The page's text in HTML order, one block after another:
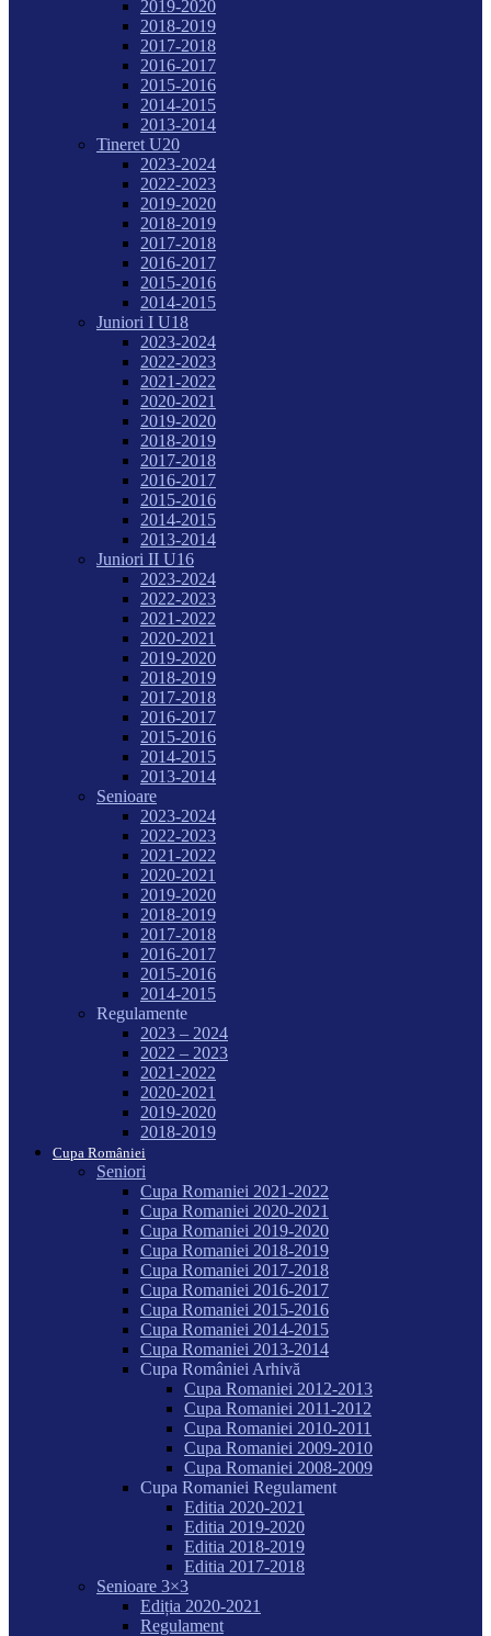
2019-2020
2018-2019
2017-2018
2016-2017
2015-2016
2014-2015
2013-2014
Tineret U20
2023-2024
2022-2023
2019-2020
2018-2019
2017-2018
2016-2017
2015-2016
2014-2015
Juniori I U18
2023-2024
2022-2023
2021-2022
2020-2021
2019-2020
2018-2019
2017-2018
2016-2017
2015-2016
2014-2015
2013-2014
Juniori II U16
2023-2024
2022-2023
2021-2022
2020-2021
2019-2020
2018-2019
2017-2018
2016-2017
2015-2016
2014-2015
2013-2014
Senioare
2023-2024
2022-2023
2021-2022
2020-2021
2019-2020
2018-2019
2017-2018
2016-2017
2015-2016
2014-2015
Regulamente
2023 – 2024
2022 – 2023
2021-2022
2020-2021
2019-2020
2018-2019
Cupa României
Seniori
Cupa Romaniei 2021-2022
Cupa Romaniei 2020-2021
Cupa Romaniei 2019-2020
Cupa Romaniei 2018-2019
Cupa Romaniei 2017-2018
Cupa Romaniei 2016-2017
Cupa Romaniei 2015-2016
Cupa Romaniei 2014-2015
Cupa Romaniei 2013-2014
Cupa României Arhivă
Cupa Romaniei 2012-2013
Cupa Romaniei 2011-2012
Cupa Romaniei 2010-2011
Cupa Romaniei 2009-2010
Cupa Romaniei 2008-2009
Cupa Romaniei Regulament
Editia 2020-2021
Editia 2019-2020
Editia 2018-2019
Editia 2017-2018
Senioare 3×3
Ediția 2020-2021
Regulament